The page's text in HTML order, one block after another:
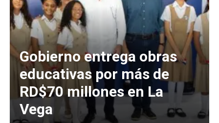
Gobierno entrega obras
educativas por más de
RD$70 millones en La
Vega